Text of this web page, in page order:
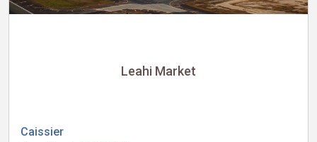
Leahi Market
Caissier